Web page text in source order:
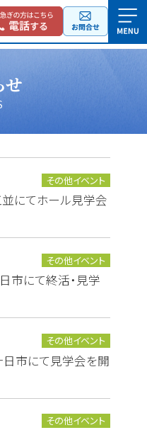
せ
その他イベント
にてホール見学会
その他イベント
市にて終活・見学
その他イベント
日市にて見学会を開
その他イベント